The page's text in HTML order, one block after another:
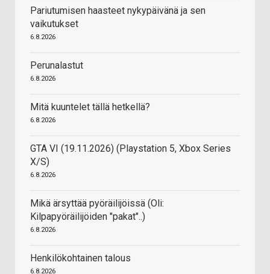
Pariutumisen haasteet nykypäivänä ja sen
vaikutukset
6.8.2026
Perunalastut
6.8.2026
Mitä kuuntelet tällä hetkellä?
6.8.2026
GTA VI (19.11.2026) (Playstation 5, Xbox Series
X/S)
6.8.2026
Mikä ärsyttää pyöräilijöissä (Oli:
Kilpapyöräilijöiden "pakat"..)
6.8.2026
Henkilökohtainen talous
6.8.2026